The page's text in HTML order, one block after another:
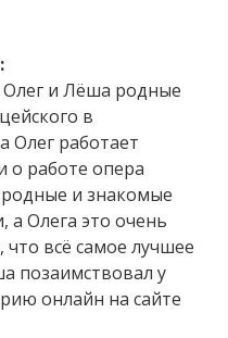
Олег и Лёша родные
в
Олег работает
о работе опера
и знакомые
Олега это очень
что всё самое лучшее
позаимствовал у
онлайн на сайте